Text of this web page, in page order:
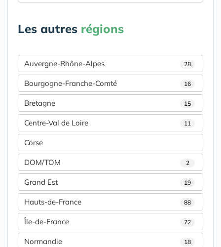
Les autres régions
Auvergne-Rhône-Alpes 28
Bourgogne-Franche-Comté 16
Bretagne 15
Centre-Val de Loire 11
Corse
DOM/TOM 2
Grand Est 19
Hauts-de-France 88
Île-de-France 72
Normandie 18